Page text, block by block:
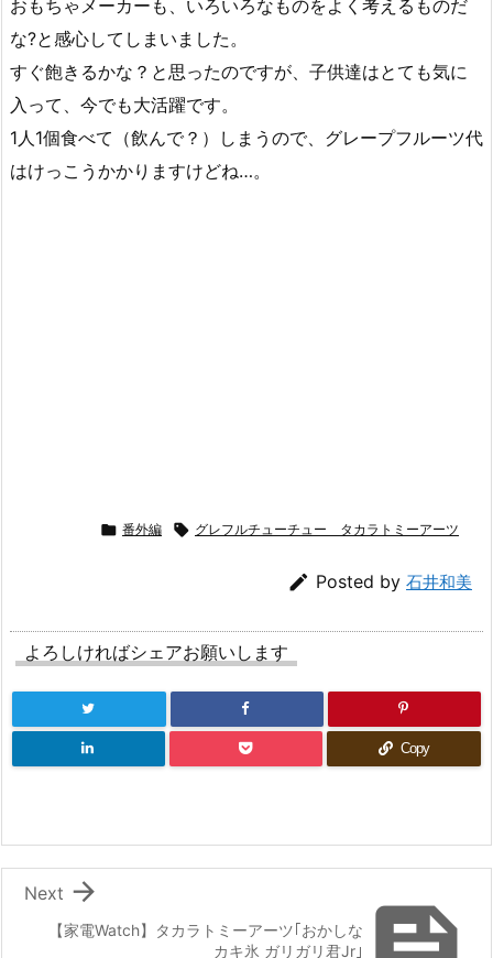
おもちゃメーカーも、いろいろなものをよく考えるものだ
な?と感心してしまいました。
すぐ飽きるかな？と思ったのですが、子供達はとても気に
入って、今でも大活躍です。
1人1個食べて（飲んで？）しまうので、グレープフルーツ代
はけっこうかかりますけどね…。
 番外編  グレフルチューチュー タカラトミーアーツ
 Posted by 石井和美
よろしければシェアお願いします
Copy
【家電Watch】タカラトミーアーツ｢おかしな
カキ氷 ガリガリ君Jr｣

Next